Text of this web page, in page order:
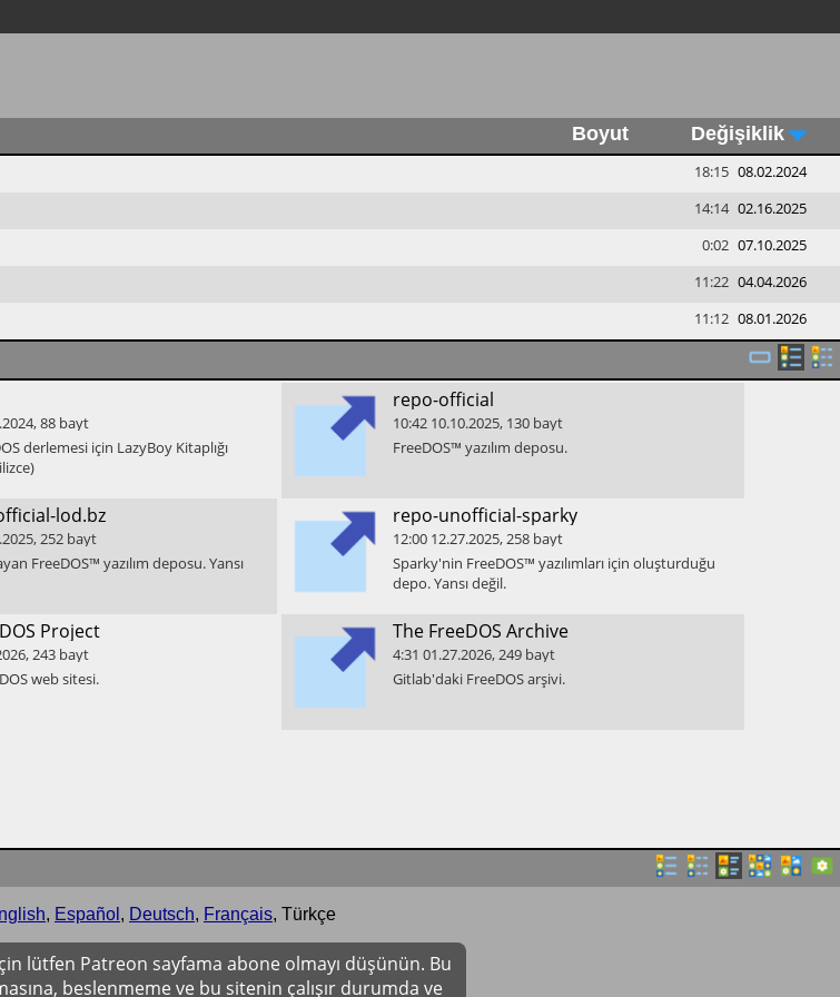
Boyut Değişiklik
18:15 08.02.2024
14:14 02.16.2025
0:02 07.10.2025
11:22 04.04.2026
11:12 08.01.2026
,88 bayt
derlemesi için LazyBoy Kitaplığı
​repo-official
10:42 10.10.2025, 130 bayt
​FreeDOS™ yazılım deposu.
lod.bz
,252 bayt
FreeDOS™ yazılım deposu. Yansı
​repo-unofficial-sparky
12:00 12.27.2025,258 bayt
​Sparky'nin FreeDOS™ yazılımları için oluşturduğu
depo. Yansı değil.
Project
,243 bayt
web sitesi.
​The FreeDOS Archive
4:31 01.27.2026,249 bayt
​Gitlab'daki FreeDOS arşivi.
, Español , Deutsch, Français, Türkçe
lütfen Patreon sayfama abone olmayı düşünün. Bu
beslenmeme ve bu sitenin çalışır durumda ve